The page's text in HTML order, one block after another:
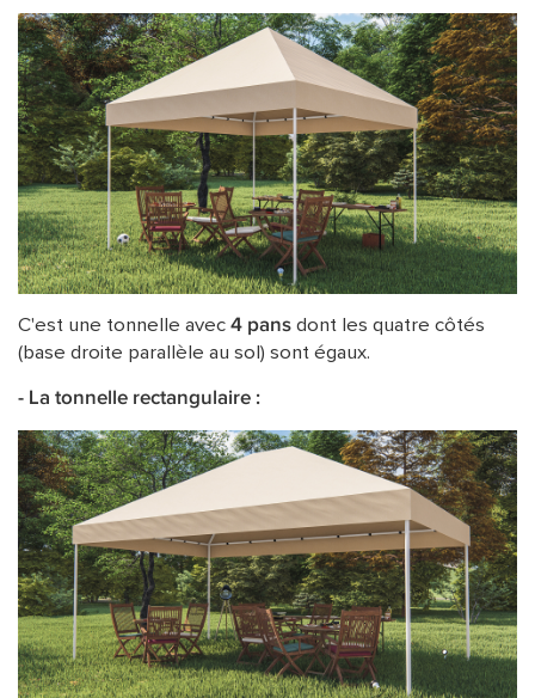
C'est une tonnelle avec 4 pans dont les quatre côtés
(base droite parallèle au sol) sont égaux.
- La tonnelle rectangulaire :